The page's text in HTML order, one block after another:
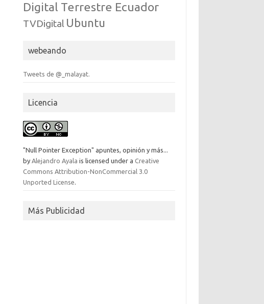
Digital Terrestre Ecuador
TVDigital Ubuntu
webeando
Tweets de @_malayat.
Licencia
"Null Pointer Exception" apuntes, opinión y más...
byAlejandro Ayala is licensed under aCreative
Commons Attribution-NonCommercial 3.0
Unported License.
Más Publicidad